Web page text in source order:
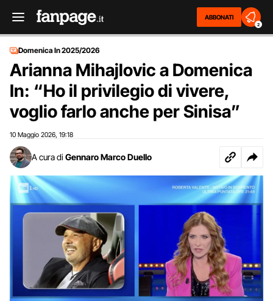
ABBONATI
2
Domenica In 2025/2026
Arianna Mihajlovic a Domenica
In: “Ho il privilegio di vivere,
voglio farlo anche per Sinisa”
10 Maggio 2026 19:18
A cura di Gennaro Marco Duello